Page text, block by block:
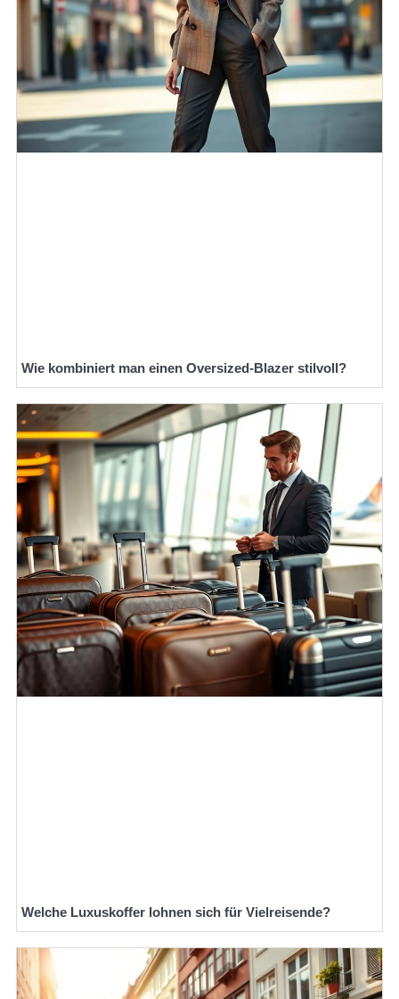
Wie kombiniert man einen Oversized-Blazer stilvoll?
Welche Luxuskoffer lohnen sich für Vielreisende?